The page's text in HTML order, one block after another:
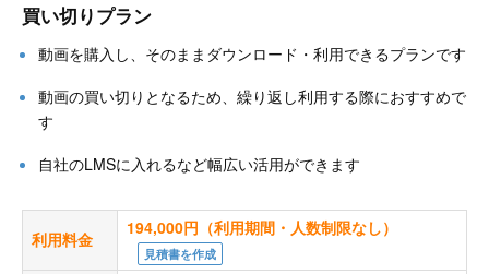
買い切りプラン
動画を購入し、そのままダウンロード・利用できるプランです
動画の買い切りとなるため、繰り返し利用する際におすすめで
す
自社のLMSに入れるなど幅広い活用ができます
利用料金
194,000円（利用期間・人数制限なし）
見積書を作成